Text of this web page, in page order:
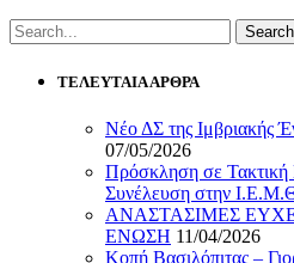
ΤΕΛΕΥΤΑΙΑ ΑΡΘΡΑ
Νέο ΔΣ της Ιμβριακής
07/05/2026
Πρόσκληση σε Τακτική
Συνέλευση στην
ΑΝΑΣΤΑΣΙΜΕΣ
ΕΝΩΣΗ 11/04/2026
Κοπή Βασιλόπιτας –